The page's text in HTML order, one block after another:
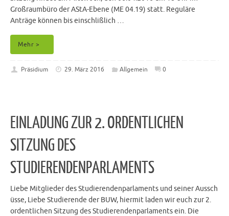
Großraumbüro der AStA-Ebene (ME 04.19) statt. Reguläre
Anträge können bis einschlißlich …
Mehr >
Präsidium 29. März 2016 Allgemein 0
EINLADUNG ZUR 2. ORDENTLICHEN
SITZUNG DES
STUDIERENDENPARLAMENTS
Liebe Mitglieder des Studierendenparlaments und seiner Aussch
üsse, Liebe Studierende der BUW, hiermit laden wir euch zur 2.
ordentlichen Sitzung des Studierendenparlaments ein. Die